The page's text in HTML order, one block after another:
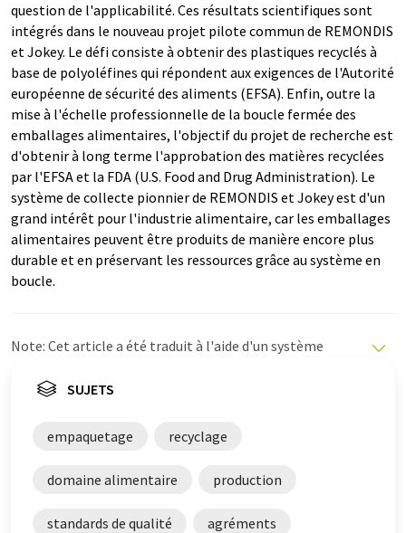
question de l'applicabilité. Ces résultats scientifiques sont
intégrés dans le nouveau projet pilote commun de REMONDIS
et Jokey. Le défi consiste à obtenir des plastiques recyclés à
base de polyoléfines qui répondent aux exigences de l'Autorité
européenne de sécurité des aliments (EFSA). Enfin, outre la
mise à l'échelle professionnelle de la boucle fermée des
emballages alimentaires, l'objectif du projet de recherche est
d'obtenir à long terme l'approbation des matières recyclées
par l'EFSA et la FDA (U.S. Food and Drug Administration). Le
système de collecte pionnier de REMONDIS et Jokey est d'un
grand intérêt pour l'industrie alimentaire, car les emballages
alimentaires peuvent être produits de manière encore plus
durable et en préservant les ressources grâce au système en
boucle.
Note: Cet article a été traduit à l'aide d'un système
propose ces traductions automatiques pour présenter
été traduit avec traduction automatique, il est possible
qu'il contienne des erreurs de vocabulaire, de syntaxe ou
de grammaire. L'article original dans Allemand peut
SUJETS
empaquetage recyclage
domaine alimentaire production
standards de qualité agréments